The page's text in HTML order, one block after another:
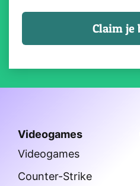
Videogames
Videogames
Counter-Strike